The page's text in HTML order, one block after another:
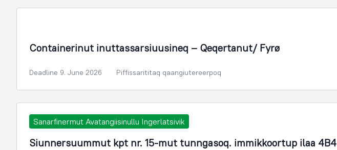
Containerinut inuttassarsiuusineq – Qeqertanut/ Fyrø
Deadline 9. June 2026 Piffissarititaq qaangiutereerpoq
Sanarfinermut Avatangiisinullu Ingerlatsivik
Siunnersuummut kpt nr. 15-mut tunngasoq. immikkoortup ilaa 4B4